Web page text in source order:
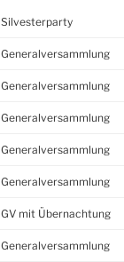
Silvesterparty
Generalversammlung
Generalversammlung
Generalversammlung
Generalversammlung
Generalversammlung
GV mit Übernachtung
Generalversammlung